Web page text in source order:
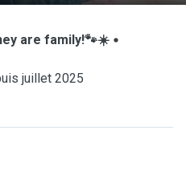
are family!🐾☀️
juillet 2025